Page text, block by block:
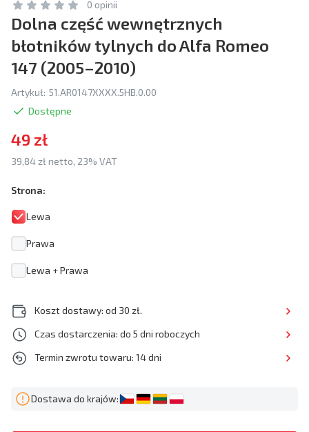
0 opinii
Dolna część wewnętrznych
błotników tylnych do Alfa Romeo
147 (2005–2010)
Artykuł: 51.AR0147XXXX.5HB.0.00
Dostępne
49 zł
39,84 zł netto, 23% VAT
Strona:
Lewa
Prawa
Lewa + Prawa
Koszt dostawy: od 30 zł.
Czas dostarczenia: do 5 dni roboczych
Termin zwrotu towaru: 14 dni
Dostawa do krajów: